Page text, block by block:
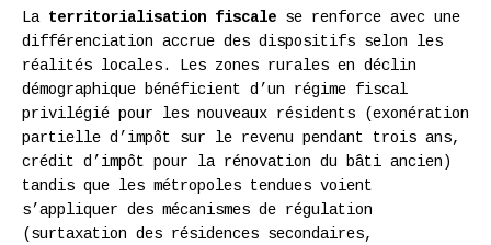
La territorialisation fiscale se renforce avec une
différenciation accrue des dispositifs selon les
réalités locales. Les zones rurales en déclin
démographique bénéficient d’un régime fiscal
privilégié pour les nouveaux résidents (exonération
partielle d’impôt sur le revenu pendant trois ans,
crédit d’impôt pour la rénovation du bâti ancien)
tandis que les métropoles tendues voient
s’appliquer des mécanismes de régulation
(surtaxation des résidences secondaires,